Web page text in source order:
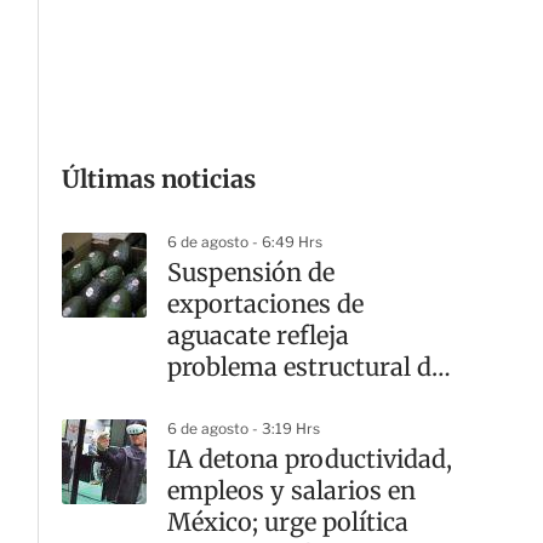
Últimas noticias
6 de agosto - 6:49 Hrs
Suspensión de
exportaciones de
aguacate refleja
problema estructural de
6 de agosto - 3:19 Hrs
IA detona productividad,
empleos y salarios en
México; urge política